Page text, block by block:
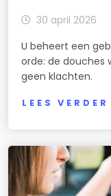
30 april 2026
U beheert een
orde: de douches
geen klachten.
LEES VERDER